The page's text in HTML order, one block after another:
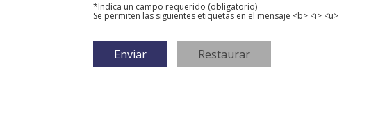
*Indica un campo requerido (obligatorio)
Se permiten las siguientes etiquetas en el mensaje <b> <i> <u>